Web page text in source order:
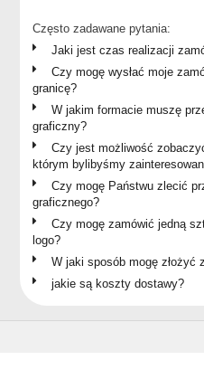
Często zadawane pytania:
Jaki jest czas realizacji
Czy mogę wysłać moje
granicę?
W jakim formacie muszę
graficzny?
Czy jest możliwość
którym bylibyśmy
Czy mogę Państwu zlecić
graficznego?
Czy mogę zamówić jedną
logo?
W jaki sposób mogę złożyć
jakie są koszty dostawy?